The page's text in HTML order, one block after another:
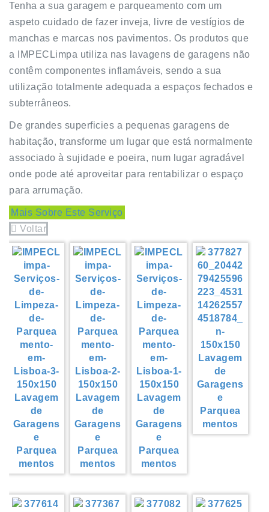
Tenha a sua garagem e parqueamento com um
aspeto cuidado de fazer inveja, livre de vestígios de
manchas e marcas nos pavimentos. Os produtos que
a IMPECLimpa utiliza nas lavagens de garagens não
contêm componentes inflamáveis, sendo a sua
utilização totalmente adequada a espaços fechados e
subterrâneos.
De grandes superficies a pequenas garagens de
habitação, transforme um lugar que está normalmente
associado à sujidade e poeira, num lugar agradável
onde pode até aproveitar para rentabilizar o espaço
para arrumação.
Mais Sobre Este Serviço
Voltar